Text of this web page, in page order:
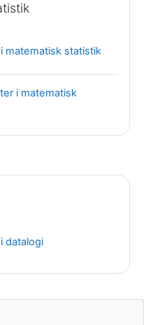
matematisk statistikMapp
i matematisk
datalogiMapp